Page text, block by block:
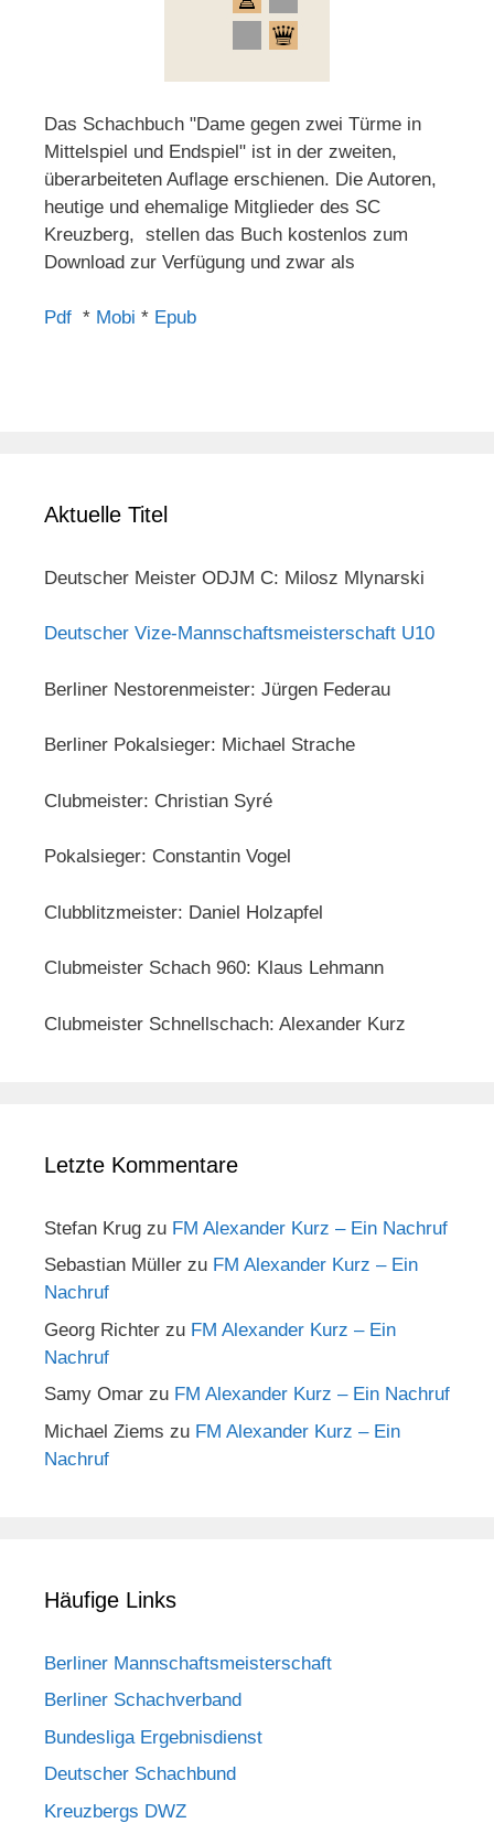
Das Schachbuch "Dame gegen zwei Türme in
Mittelspiel und Endspiel" ist in der zweiten,
überarbeiteten Auflage erschienen. Die Autoren,
heutige und ehemalige Mitglieder des SC
Kreuzberg, stellen das Buch kostenlos zum
Download zur Verfügung und zwar als
Pdf * Mobi * Epub
Aktuelle Titel
Deutscher Meister ODJM C: Milosz Mlynarski
Deutscher Vize-Mannschaftsmeisterschaft U10
Berliner Nestorenmeister: Jürgen Federau
Berliner Pokalsieger: Michael Strache
Clubmeister: Christian Syré
Pokalsieger: Constantin Vogel
Clubblitzmeister: Daniel Holzapfel
Clubmeister Schach 960: Klaus Lehmann
Clubmeister Schnellschach: Alexander Kurz
Letzte Kommentare
Stefan Krug zu FM Alexander Kurz – Ein Nachruf
Sebastian Müller zu FM Alexander Kurz – Ein
Nachruf
Georg Richter zu FM Alexander Kurz – Ein
Nachruf
Samy Omar zu FM Alexander Kurz – Ein Nachruf
Michael Ziems zu FM Alexander Kurz – Ein
Nachruf
Häufige Links
Berliner Mannschaftsmeisterschaft
Berliner Schachverband
Bundesliga Ergebnisdienst
Deutscher Schachbund
Kreuzbergs DWZ